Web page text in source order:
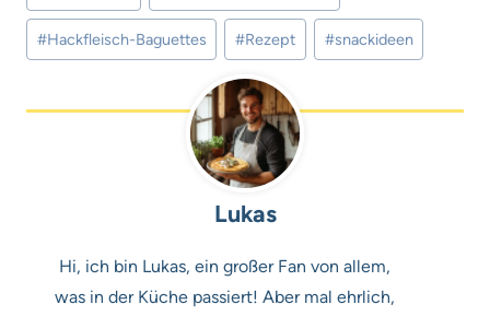
#Hackfleisch-Baguettes #Rezept #snackideen
Lukas
Hi, ich bin Lukas, ein großer Fan von allem,
was in der Küche passiert! Aber mal ehrlich,